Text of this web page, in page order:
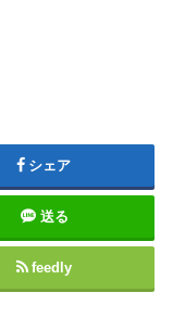
シェア
送る
feedly